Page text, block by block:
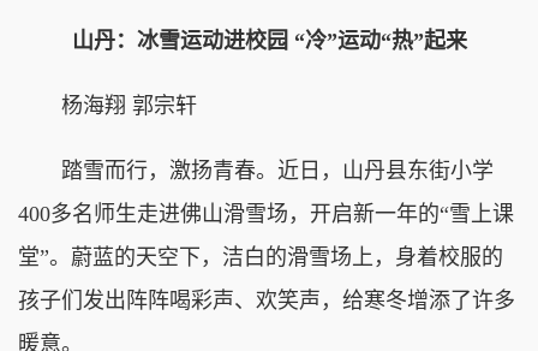
山丹：冰雪运动进校园 “冷”运动“热”起来
杨海翔 郭宗轩
踏雪而行，激扬青春。近日，山丹县东街小学
400多名师生走进佛山滑雪场，开启新一年的“雪上课
堂”。蔚蓝的天空下，洁白的滑雪场上，身着校服的
孩子们发出阵阵喝彩声、欢笑声，给寒冬增添了许多
暖意。